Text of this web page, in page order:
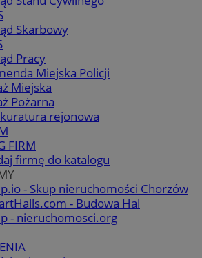
Skarbowy
Pracy
Miejska Policji
Miejska
Pożarna
rejonowa
FIRM
firmę do katalogu
- Skup nieruchomości Chorzów
- Budowa Hal
- nieruchomosci.org